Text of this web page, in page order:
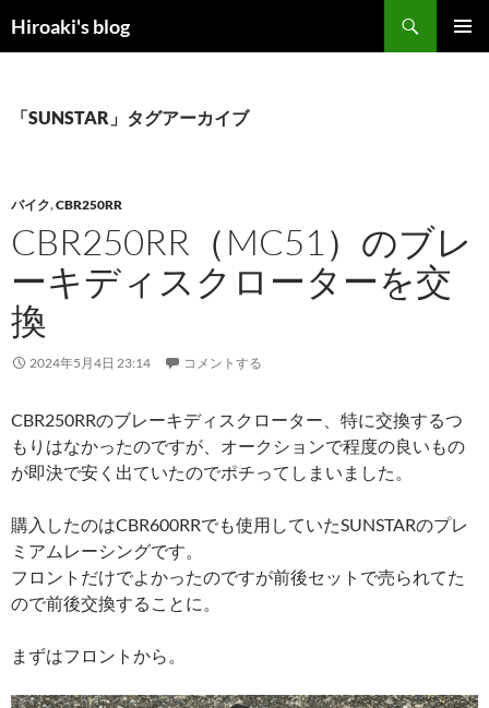
ン
プ
Hiroaki's blog
索
「SUNSTAR」タグアーカイブ
バイク,CBR250RR
CBR250RR（MC51）のブレ
ーキディスクローターを交
換
2024年5月4日 23:14 コメントする
CBR250RRのブレーキディスクローター、特に交換するつ
もりはなかったのですが、オークションで程度の良いもの
が即決で安く出ていたのでポチってしまいました。
購入したのはCBR600RRでも使用していたSUNSTARのプレ
ミアムレーシングです。
フロントだけでよかったのですが前後セットで売られてた
ので前後交換することに。
まずはフロントから。